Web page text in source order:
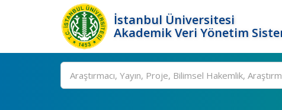
İstanbul Üniversitesi
Akademik Veri Yönetim
Ara